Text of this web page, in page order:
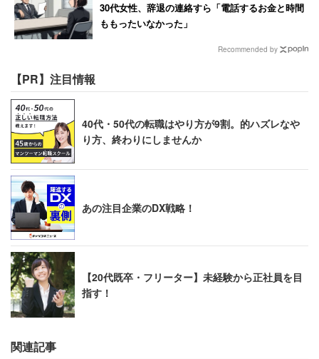
30代女性、辞退の連絡すら「電話するお金と時間
ももったいなかった」
Recommended by
【PR】注目情報
40代・50代の転職はやり方が9割。的ハズレなや
り方、終わりにしませんか
あの注目企業のDX戦略！
【20代既卒・フリーター】未経験から正社員を目
指す！
関連記事